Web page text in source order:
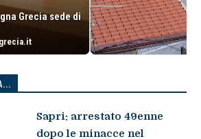
Grecia sede di
Sapri: arrestato 49enne
dopo le minacce nel